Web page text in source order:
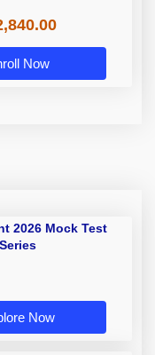
Now
2026 Mock Test
Series
Now